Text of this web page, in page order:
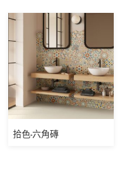
拾色-六角磚